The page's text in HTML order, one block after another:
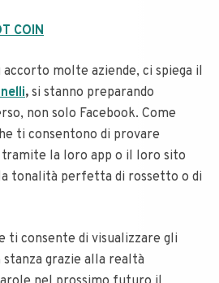
COIN
molte aziende, ci spiega il
, si stanno preparando
non solo Facebook. Come
ti consentono di provare
la loro app o il loro sito
tonalità perfetta di rossetto o di
ti consente di visualizzare gli
grazie alla realtà